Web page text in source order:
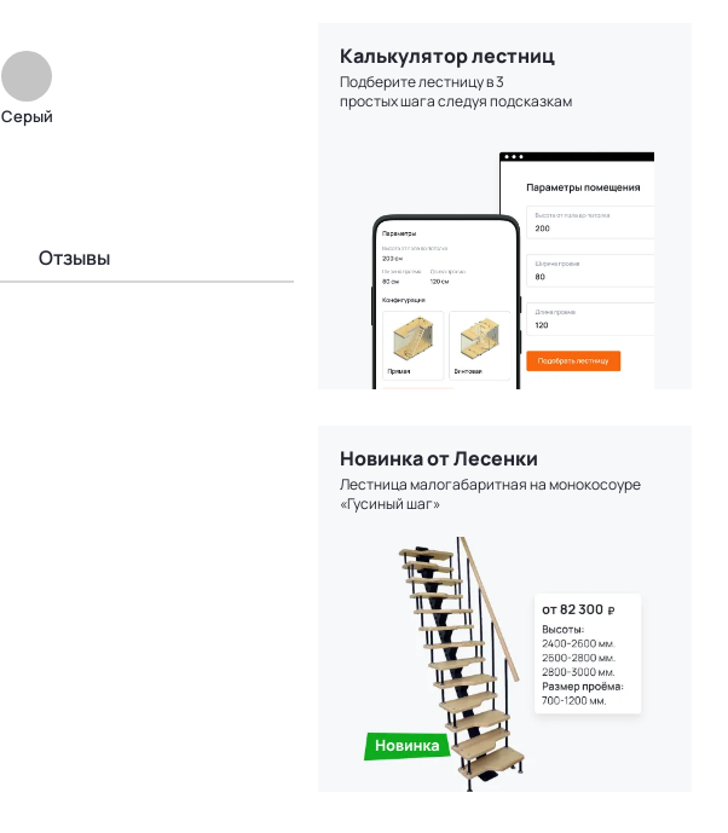
Серый
Отзывы
Калькулятор лестниц
Подберите лестницу в 3
простых шага следуя подсказкам
Новинка от Лесенки
Лестница малогабаритная на монокосоуре
«Гусиный шаг»